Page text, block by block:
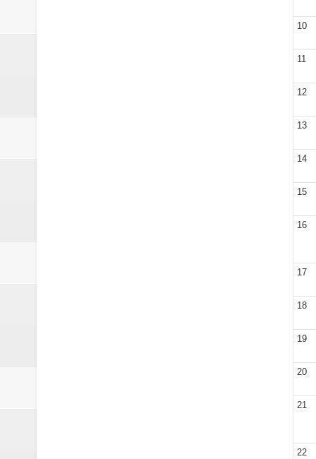
10
11
12
13
14
15
16
17
18
19
20
21
22